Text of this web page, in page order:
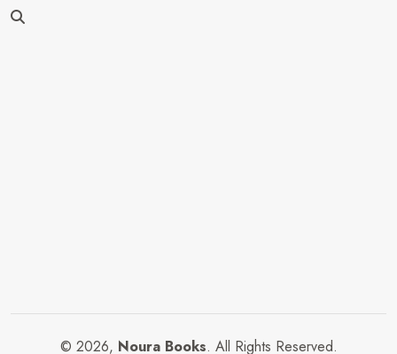
© 2026, Noura Books. All Rights Reserved.